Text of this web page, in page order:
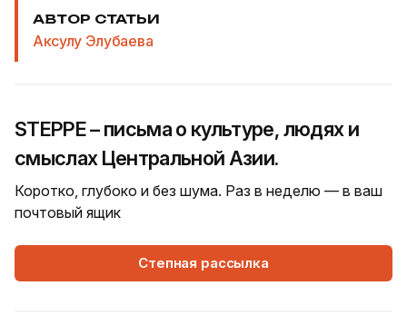
АВТОР СТАТЬИ
Аксулу Элубаева
STEPPE – письма о культуре, людях и
смыслах Центральной Азии.
Коротко, глубоко и без шума. Раз в неделю — в ваш
почтовый ящик
Степная рассылка